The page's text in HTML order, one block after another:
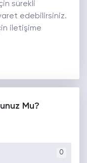
sürekli
edebilirsiniz.
iletişime
Mu?
0